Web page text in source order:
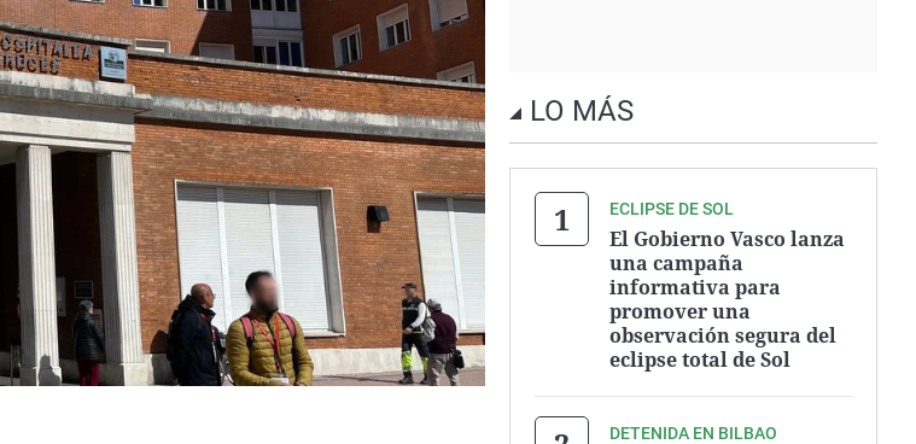
LO MÁS
ECLIPSE DE SOL
El Gobierno Vasco lanza
una campaña
informativa para
promover una
observación segura del
eclipse total de Sol
DETENIDA EN BILBAO